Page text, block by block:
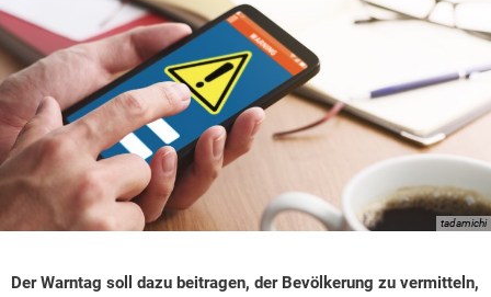
tadamichi
Der Warntag soll dazu beitragen, der Bevölkerung zu vermitteln,